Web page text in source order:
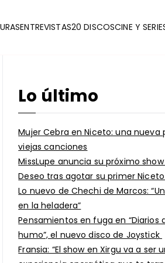
ENTREVISTAS20 DISCOSCINE Y
Lo último
Mujer Cebra en Niceto: una nueva
viejas canciones
MissLupe anuncia su próximo
Deseo tras agotar su primer
Lo nuevo de Chechi de Marcos:
en la heladera”
Pensamientos en fuga en “Diarios
humo”, el nuevo disco de Joystick
Fransia: “El show en Xirgu va a ser